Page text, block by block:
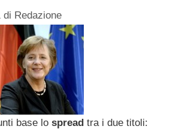
di Redazione
base lo spread tra i due titoli: